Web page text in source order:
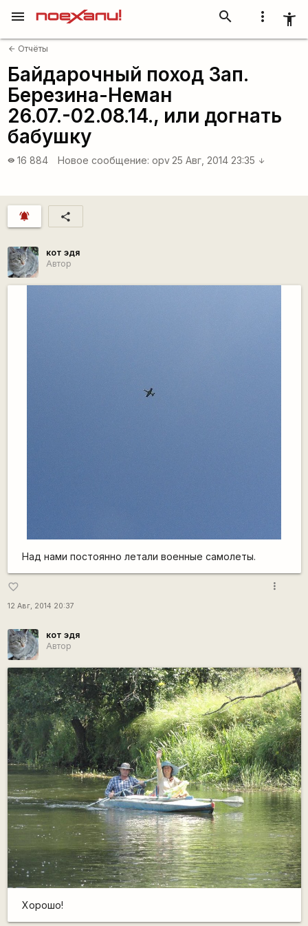
more_vert accessibility_new
search
menu
arrow_back Отчёты
Байдарочный поход Зап.
Березина-Неман
26.07.-02.08.14., или догнать
бабушку
visibility 16 884 Новое сообщение: opv 25 Авг, 2014 23:35 arrow_downward
notifications_active share
кот эдя
Автор
Над нами постоянно летали военные самолеты.
favorite_border
12 Авг, 2014 20:37
more_vert
кот эдя
Автор
Хорошо!